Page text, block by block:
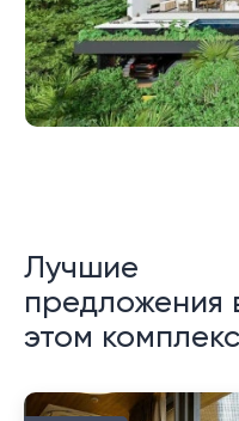
Лучшие
предложения
этом